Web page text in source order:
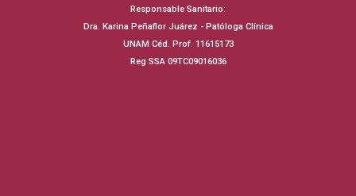
Responsable Sanitario:
Dra. Karina Peñaflor Juárez - Patóloga Clínica
UNAM Céd. Prof. 11615173
Reg SSA 09TC09016036